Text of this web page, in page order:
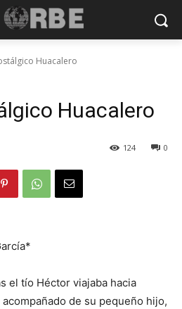
Huacalero
Huacalero
0
124
el tío Héctor viajaba hacia
de su pequeño hijo,